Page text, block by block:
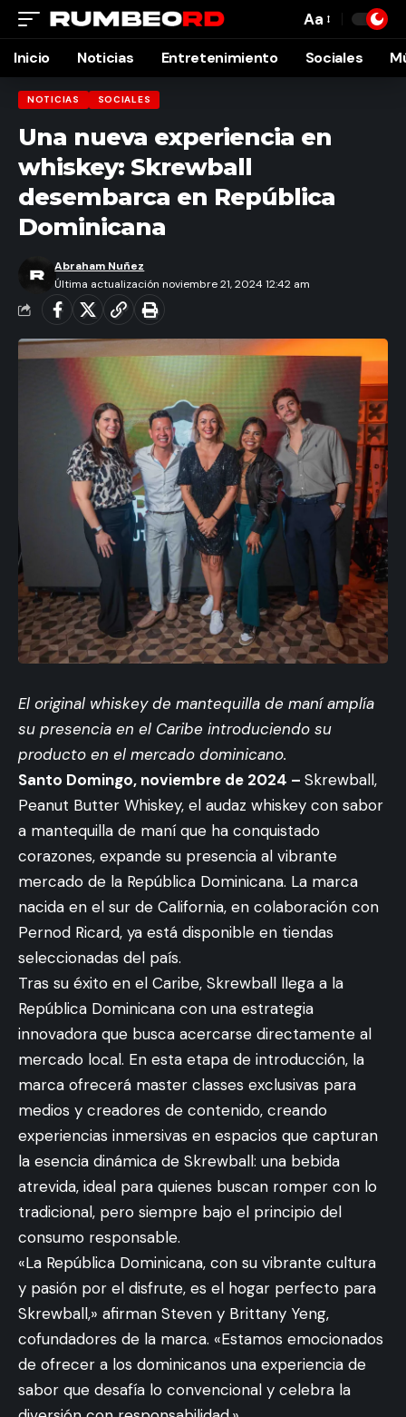
Font
Resizer
Aa
Inicio Noticias Entretenimiento Sociales
NOTICIAS SOCIALES
Una nueva experiencia en
whiskey: Skrewball
desembarca en República
Dominicana
Última actualización noviembre 21, 2024 12:42 am
Abraham Nuñez
El original whiskey de mantequilla de maní amplía
su presencia en el Caribe introduciendo su
producto en el mercado dominicano.
Santo Domingo, noviembre de 2024 – Skrewball,
Peanut Butter Whiskey, el audaz whiskey con sabor
a mantequilla de maní que ha conquistado
corazones, expande su presencia al vibrante
mercado de la República Dominicana. La marca
nacida en el sur de California, en colaboración con
Pernod Ricard, ya está disponible en tiendas
seleccionadas del país.
Tras su éxito en el Caribe, Skrewball llega a la
República Dominicana con una estrategia
innovadora que busca acercarse directamente al
mercado local. En esta etapa de introducción, la
marca ofrecerá master classes exclusivas para
medios y creadores de contenido, creando
experiencias inmersivas en espacios que capturan
la esencia dinámica de Skrewball: una bebida
atrevida, ideal para quienes buscan romper con lo
tradicional, pero siempre bajo el principio del
consumo responsable.
«La República Dominicana, con su vibrante cultura
y pasión por el disfrute, es el hogar perfecto para
Skrewball,» afirman Steven y Brittany Yeng,
cofundadores de la marca. «Estamos emocionados
de ofrecer a los dominicanos una experiencia de
sabor que desafía lo convencional y celebra la